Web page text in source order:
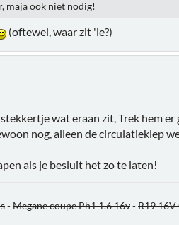
maja ook niet nodig!
(oftewel, waar zit 'ie?)
wat eraan zit, Trek hem er
nog, alleen de circulatieklep
als je besluit het zo te laten!
-Megane coupe Ph1 1.6 16v-R19